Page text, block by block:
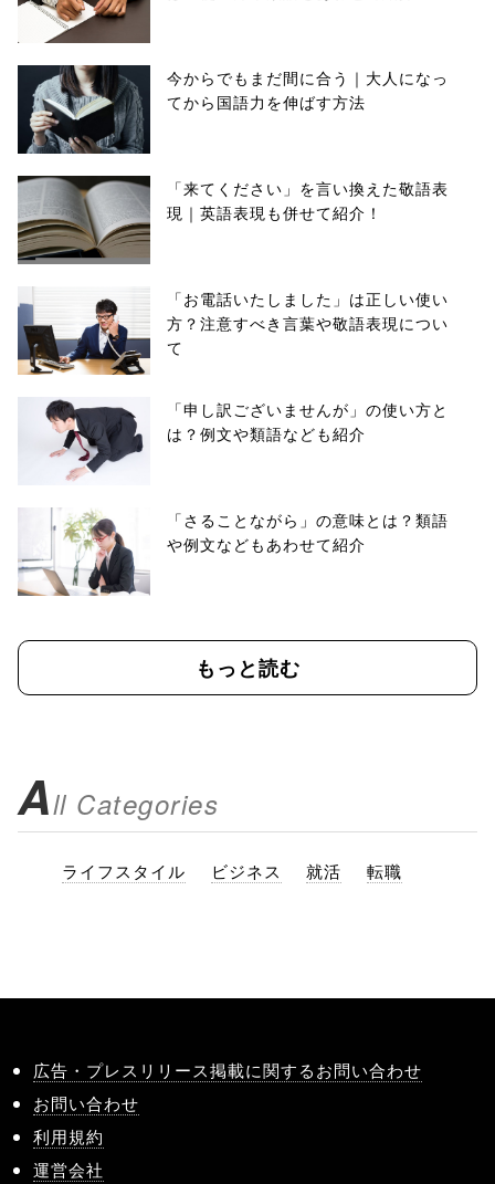
今からでもまだ間に合う｜大人になっ
てから国語力を伸ばす方法
「来てください」を言い換えた敬語表
現｜英語表現も併せて紹介！
「お電話いたしました」は正しい使い
方？注意すべき言葉や敬語表現につい
て
「申し訳ございませんが」の使い方と
は？例文や類語なども紹介
「さることながら」の意味とは？類語
や例文などもあわせて紹介
もっと読む
All Categories
ライフスタイル ビジネス 就活 転職
広告・プレスリリース掲載に関するお問い合わせ
お問い合わせ
利用規約
運営会社